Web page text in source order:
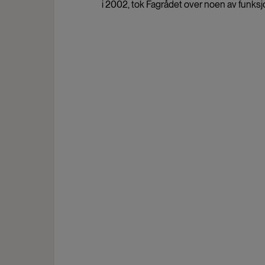
i 2002, tok Fagrådet over noen av